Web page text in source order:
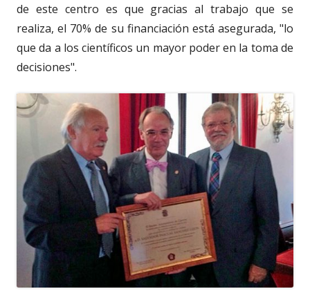
de este centro es que gracias al trabajo que se
realiza, el 70% de su financiación está asegurada, "lo
que da a los científicos un mayor poder en la toma de
decisiones".